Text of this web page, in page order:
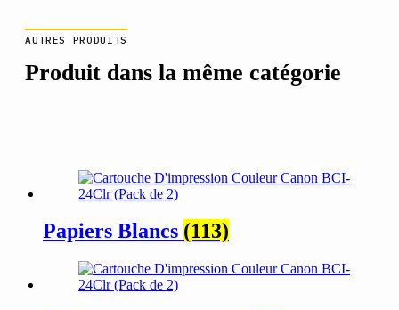
AUTRES PRODUITS
Produit dans la même catégorie
Papiers Blancs (113)